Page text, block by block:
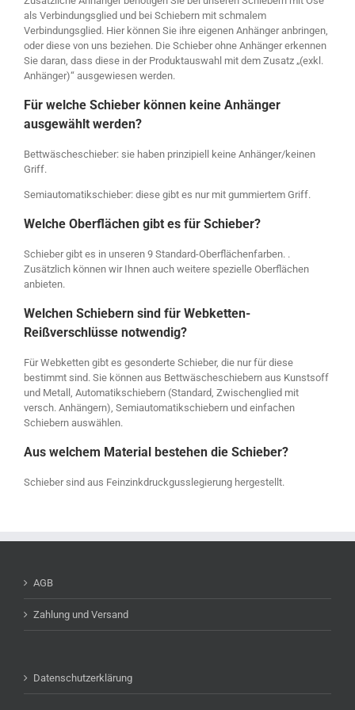
als Verbindungsglied und bei Schiebern mit schmalem
Verbindungsglied. Hier können Sie ihre eigenen Anhänger anbringen,
oder diese von uns beziehen. Die Schieber ohne Anhänger erkennen
Sie daran, dass diese in der Produktauswahl mit dem Zusatz „(exkl.
Anhänger)“ ausgewiesen werden.
Für welche Schieber können keine Anhänger
ausgewählt werden?
Bettwäscheschieber: sie haben prinzipiell keine Anhänger/keinen
Griff.
Semiautomatikschieber: diese gibt es nur mit gummiertem Griff.
Welche Oberflächen gibt es für Schieber?
Schieber gibt es in unseren 9 Standard-Oberflächenfarben. .
Zusätzlich können wir Ihnen auch weitere spezielle Oberflächen
anbieten.
Welchen Schiebern sind für Webketten-
Reißverschlüsse notwendig?
Für Webketten gibt es gesonderte Schieber, die nur für diese
bestimmt sind. Sie können aus Bettwäscheschiebern aus Kunstsoff
und Metall, Automatikschiebern (Standard, Zwischenglied mit
versch. Anhängern), Semiautomatikschiebern und einfachen
Schiebern auswählen.
Aus welchem Material bestehen die Schieber?
Schieber sind aus Feinzinkdruckgusslegierung hergestellt.
AGB
Zahlung und Versand
Datenschutzerklärung